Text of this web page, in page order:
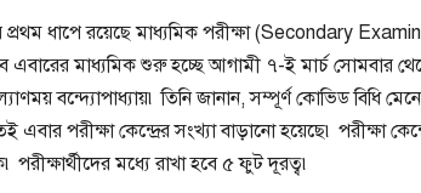
প্রথম ধাপে রয়েছে মাধ্যমিক পরীক্ষা (Secondary
এবারের মাধ্যমিক শুরু হচ্ছে আগামী ৭-ই মার্চ সোমবার
বন্দ্যোপাধ্যায়৷ তিনি জানান, সম্পূর্ণ কোভিড বিধি মেনে
এবার পরীক্ষা কেন্দ্রের সংখ্যা বাড়ানো হয়েছে৷ পরীক্ষা
পরীক্ষার্থীদের মধ্যে রাখা হবে ৫ ফুট দূরত্ব৷